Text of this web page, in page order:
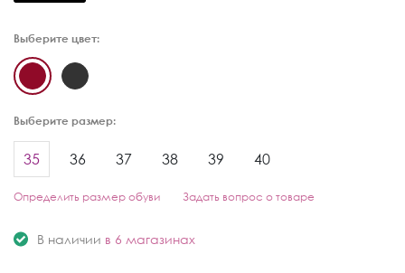
Выберите цвет:
Выберите размер:
35 36 37 38 39 40
Определить размер обуви Задать вопрос о товаре
В наличии в 6 магазинах